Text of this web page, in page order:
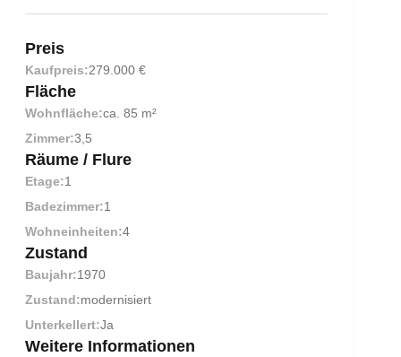
Preis
Kaufpreis:279.000 €
Fläche
Wohnfläche:ca. 85 m²
Zimmer:3,5
Räume / Flure
Etage:1
Badezimmer:1
Wohneinheiten:4
Zustand
Baujahr:1970
Zustand:modernisiert
Unterkellert:Ja
Weitere Informationen